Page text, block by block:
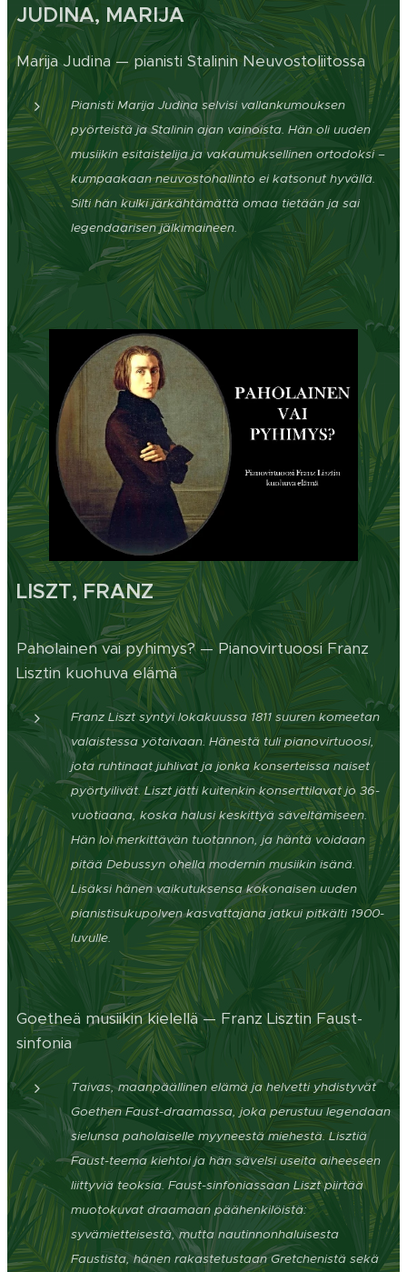
JUDINA, MARIJA
Marija Judina — pianisti Stalinin Neuvostoliitossa
Pianisti Marija Judina selvisi vallankumouksen
pyörteistä ja Stalinin ajan vainoista. Hän oli uuden
musiikin esitaistelija ja vakaumuksellinen ortodoksi –
kumpaakaan neuvostohallinto ei katsonut hyvällä.
Silti hän kulki järkähtämättä omaa tietään ja sai
legendaarisen jälkimaineen.
LISZT, FRANZ
Paholainen vai pyhimys? — Pianovirtuoosi Franz
Lisztin kuohuva elämä
Franz Liszt syntyi lokakuussa 1811 suuren komeetan
valaistessa yötaivaan. Hänestä tuli pianovirtuoosi,
jota ruhtinaat juhlivat ja jonka konserteissa naiset
pyörtyilivät. Liszt jätti kuitenkin konserttilavat jo 36-
vuotiaana, koska halusi keskittyä säveltämiseen.
Hän loi merkittävän tuotannon, ja häntä voidaan
pitää Debussyn ohella modernin musiikin isänä.
Lisäksi hänen vaikutuksensakokonaisen uuden
pianistisukupolven kasvattajana jatkui pitkälti 1900-
luvulle.
Goetheä musiikin kielellä — Franz Lisztin Faust-
sinfonia
Taivas, maanpäällinen elämä ja helvetti yhdistyvät
Goethen Faust-draamassa, joka perustuu legendaan
sielunsa paholaiselle myyneestä miehestä. Lisztiä
Faust-teema kiehtoi ja hän sävelsi useita aiheeseen
liittyviä teoksia. Faust-sinfoniassaan Liszt piirtää
muotokuvat draamaan päähenkilöistä:
syvämietteisestä, mutta nautinnonhaluisesta
Faustista, hänen rakastetustaan Gretchenistä sekä